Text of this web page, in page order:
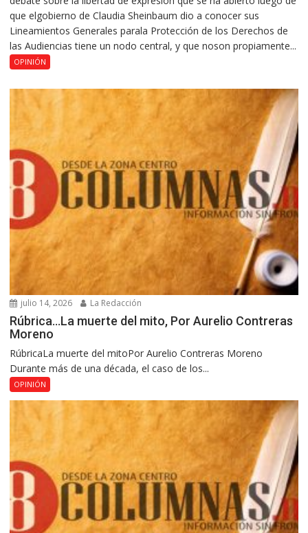
que elgobierno de Claudia Sheinbaum dio a conocer sus
Lineamientos Generales parala Protección de los Derechos de
las Audiencias tiene un nodo central, y que noson propiamente...
OPINIÓN
julio 14, 2026 La Redacción
Rúbrica…La muerte del mito, Por Aurelio Contreras
Moreno
RúbricaLa muerte del mitoPor Aurelio Contreras Moreno
Durante más de una década, el caso de los...
OPINIÓN